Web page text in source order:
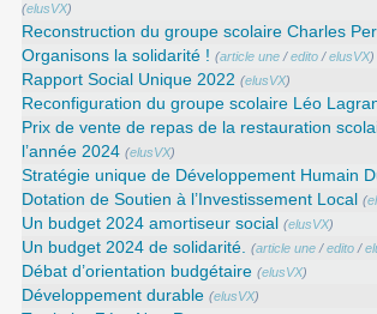
(elusVX)
Reconstruction du groupe scolaire Charles
Organisons la solidarité ! (article une /edito /elusVX)
Rapport Social Unique 2022 (elusVX)
Reconfiguration du groupe scolaire Léo
Prix de vente de repas de la restauration
l’année 2024 (elusVX)
Stratégie unique de Développement Humain
Dotation de Soutien à l’Investissement Local (
Un budget 2024 amortiseur social (elusVX)
Un budget 2024 de solidarité. (article une /edito /
Débat d’orientation budgétaire (elusVX)
Développement durable (elusVX)